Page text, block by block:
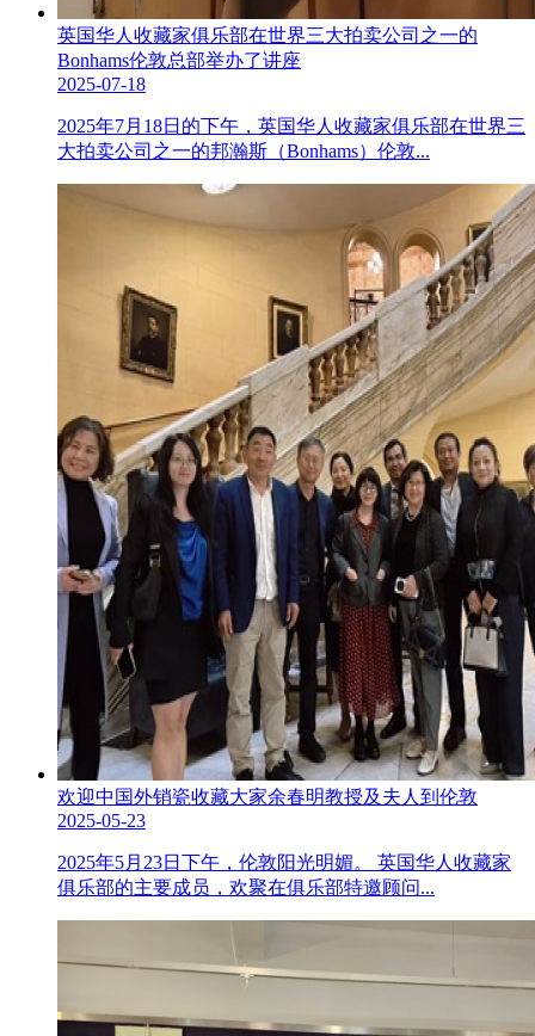
英国华人收藏家俱乐部在世界三大拍卖公司之一的
Bonhams伦敦总部举办了讲座
2025-07-18
2025年7月18日的下午，英国华人收藏家俱乐部在世界三
大拍卖公司之一的邦瀚斯（Bonhams）伦敦...
欢迎中国外销瓷收藏大家余春明教授及夫人到伦敦
2025-05-23
2025年5月23日下午，伦敦阳光明媚。 英国华人收藏家
俱乐部的主要成员，欢聚在俱乐部特邀顾问...